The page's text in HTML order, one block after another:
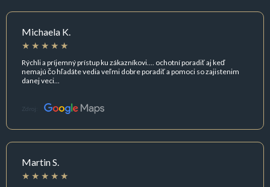
Michaela K.
Rýchli a príjemný prístup ku zákazníkovi.... ochotní poradiť aj keď
nemajú čo hľadáte vedia veľmi dobre poradiť a pomoci so zajistenim
danej veci...
Zdroj:
Martin S.